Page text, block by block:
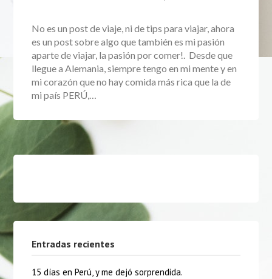
No es un post de viaje, ni de tips para viajar, ahora
es un post sobre algo que también es mi pasión
aparte de viajar, la pasión por comer!. Desde que
llegue a Alemania, siempre tengo en mi mente y en
mi corazón que no hay comida más rica que la de
mi país PERÚ,…
Entradas recientes
15 días en Perú, y me dejó sorprendida.